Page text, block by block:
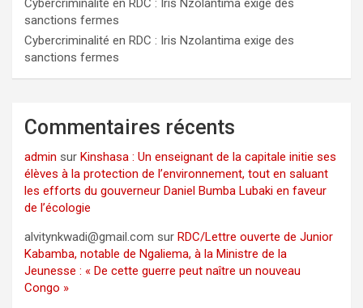
Cybercriminalité en RDC : Iris Nzolantima exige des
sanctions fermes
Cybercriminalité en RDC : Iris Nzolantima exige des
sanctions fermes
Commentaires récents
admin sur Kinshasa : Un enseignant de la capitale initie ses
élèves à la protection de l’environnement, tout en saluant
les efforts du gouverneur Daniel Bumba Lubaki en faveur
de l’écologie
alvitynkwadi@gmail.com sur RDC/Lettre ouverte de Junior
Kabamba, notable de Ngaliema, à la Ministre de la
Jeunesse : « De cette guerre peut naître un nouveau
Congo »